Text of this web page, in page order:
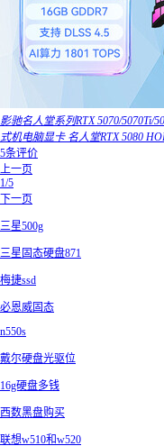
影驰名人堂系列RTX 5070/5070Ti/
式机电脑显卡 名人堂RTX 5080
5条评价
上一页
1/5
下一页
三星500g
三星固态硬盘871
梅捷ssd
必恩威固态
n550s
戴尔硬盘光驱位
16g硬盘多钱
西数黑盘购买
联想w510和w520